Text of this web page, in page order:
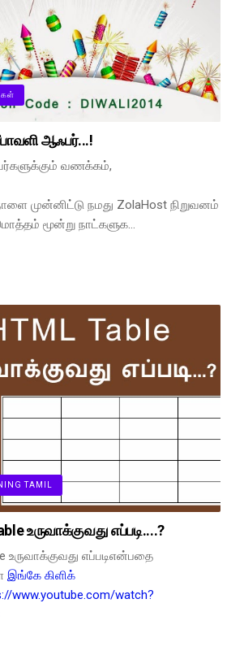
ஆஃபர்...!
வணக்கம்,
முன்னிட்டு நமது ZolaHost நிறுவனம்
மூன்று நாட்களுக…
TAMIL
உருவாக்குவது எப்படி....?
உருவாக்குவது எப்படிஎன்பதை
இங்கே கிளிக்
www.youtube.com/watch?